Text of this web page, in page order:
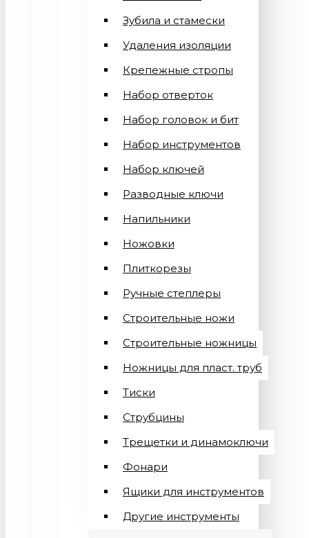
Зубила и стамески
Удаления изоляции
Крепежные стропы
Набор отверток
Набор головок и бит
Набор инструментов
Набор ключей
Разводные ключи
Напильники
Ножовки
Плиткорезы
Ручные степлеры
Строительные ножи
Строительные ножницы
Ножницы для пласт. труб
Тиски
Струбцины
Трещетки и динамоключи
Фонари
Ящики для инструментов
Другие инструменты